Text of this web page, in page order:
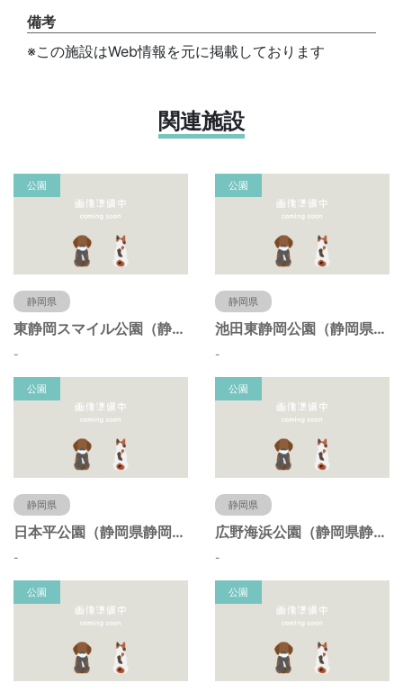
備考
※この施設はWeb情報を元に掲載しております
関連施設
公園
静岡県
東静岡スマイル公園（静岡県静岡市）
-
公園
静岡県
池田東静岡公園（静岡県静岡市）
-
公園
静岡県
日本平公園（静岡県静岡市）
-
公園
静岡県
広野海浜公園（静岡県静岡市）
-
公園 公園